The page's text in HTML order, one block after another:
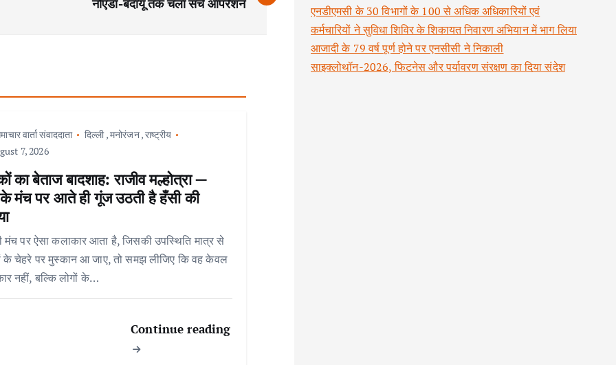
नोएडा-बदायूं तक चला सर्च ऑपरेशन
वार्ता संवाददाता दिल्ली,मनोरंजन,राष्ट्रीय
7, 2026
का बेताज बादशाह: राजीव मल्होत्रा —
मंच पर आते ही गूंज उठती है हँसी की
मंच पर ऐसा कलाकार आता है, जिसकी उपस्थिति मात्र से
के चेहरे पर मुस्कान आ जाए, तो समझ लीजिए कि वह केवल
नहीं, बल्कि लोगों के…
Continue reading
एनडीएमसी के 30 विभागों के 100 से अधिक अधिकारियों एवं
कर्मचारियों ने सुविधा शिविर के शिकायत निवारण अभियान में भाग लिया
आजादी के 79 वर्ष पूर्ण होने पर एनसीसी ने निकाली
साइक्लोथॉन-2026, फिटनेस और पर्यावरण संरक्षण का दिया संदेश